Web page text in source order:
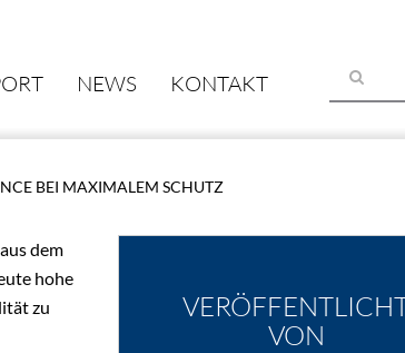
NEWS KONTAKT
BEI MAXIMALEM SCHUTZ
dem
hohe
zu
VON